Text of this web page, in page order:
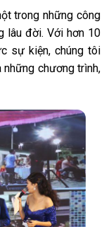
trong những công
lâu đời. Với hơn 10
sự kiện, chúng tôi
những chương trình,